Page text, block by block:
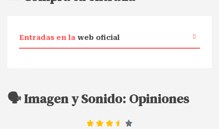
Entradas en la web oficial
🗣️ Imagen y Sonido: Opiniones